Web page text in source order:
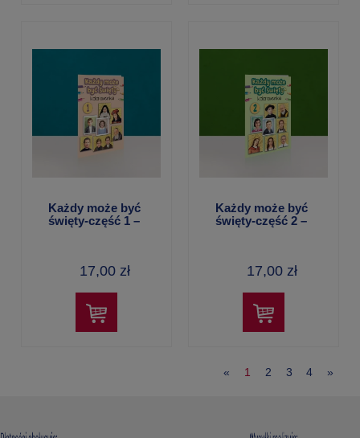
Każdy może być
święty-część 1 –
17,00 zł
Każdy może być
święty-część 2 –
17,00 zł
« 1 2 3 4 »